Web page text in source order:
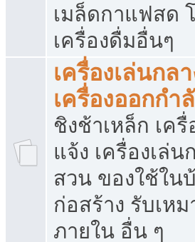
เมล็ดกาแฟสด
เครื่องดื่มอื่นๆ
เครื่องเล่นกล
เครื่องออกกำ
ชิงช้าเหล็ก เค
แจ้ง เครื่องเล่น
สวน ของใช้ใน
ก่อสร้าง รับเห
ภายใน อื่น ๆ